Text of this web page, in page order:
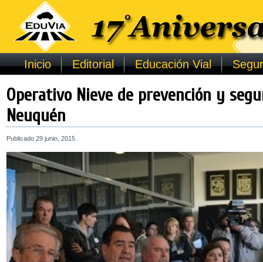
Inicio Editorial Educación Vial
Operativo Nieve de prevención y
Neuquén
Publicado 29 junio, 2015